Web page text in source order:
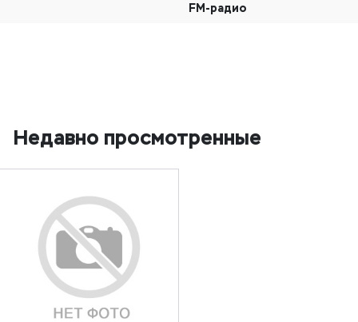
FM-радио
Недавно просмотренные